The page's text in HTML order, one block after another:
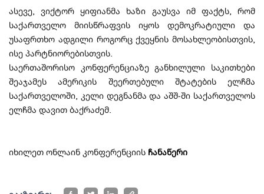
ასევე, ვიქტორ ყიფიანმა ხაზი გაუსვა იმ ფაქტს, რომ
საქართველო მიისწრაფვის იყოს დემოკრატიული და
უსაფრთხო ადგილი როგორც ქვეყნის მოსახლეობისთვის,
ისე პარტნიორებისთვის.
საერთაშორისო კონფერენციაზე განხილული საკითხები
შეაჯამეს ამერიკის შეერთებული შტატების ელჩმა
საქართველოში, კელი დეგნანმა და აშშ-ში საქართველოს
ელჩმა დავით ბაქრაძემ.
იხილეთ ონლაინ კონფერენციის ჩანაწერი